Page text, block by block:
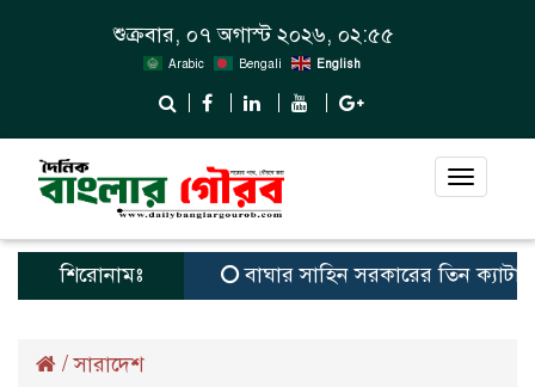
শুক্রবার, ০৭ অগাস্ট ২০২৬, ০২:৫৫
Arabic Bengali English
Toggle
শিরোনামঃ বাঘার সাহিন সরকারের তিন
/সারাদেশ